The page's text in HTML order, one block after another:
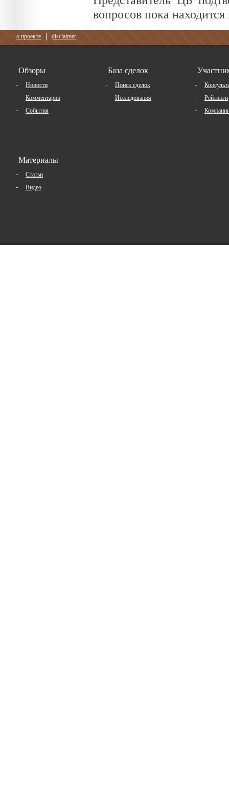
вопросов пока
о проекте disclaimer
Обзоры
Новости
Комментарии
События
База сделок
Поиск сделок
Исследования
Рейтинги
Материалы
Статьи
Видео